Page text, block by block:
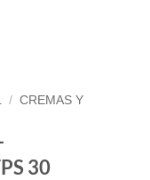
/ CREMAS Y
30